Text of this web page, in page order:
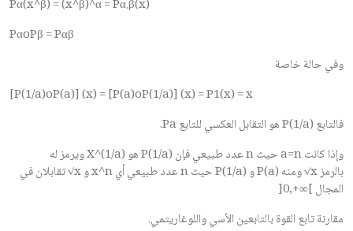
Pα(x^β) = (x^β)^α = Pα.β(x)
PαoPβ = Pαβ
وفي حالة خاصة
[P(1/a)oP(a)] (x) = [P(a)oP(1/a)] (x) = P1(x) = x
فالتابعP(1/a)هو التقابل العكسي للتابعPa
.
وإذا كانتa=nحيثnعدد طبيعي فإنP(1/a)هوX^(1/a)ويرمز له
بالرمز√xومنهP(a)وP(1/a)حيثnعدد طبيعي أيx^nو√xتقابلان في
المجال]0,+∞[
مقارنة تابع القوة بالتابعين الأسي واللوغاريتمي.